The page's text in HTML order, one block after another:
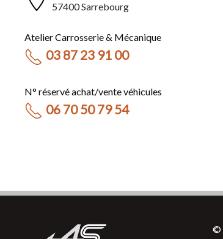
57400 Sarrebourg
Atelier Carrosserie & Mécanique
03 87 23 91 00
N° réservé achat/vente véhicules
06 70 50 79 54
©